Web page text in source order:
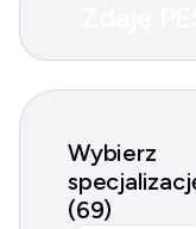
Wybierz
(69)